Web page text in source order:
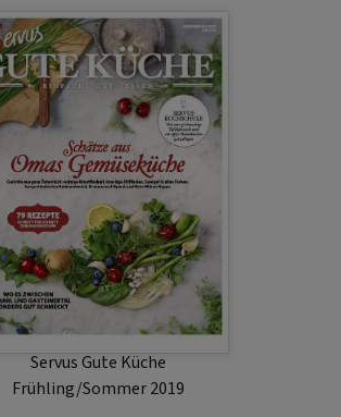
Servus Gute Küche
Frühling/Sommer 2019